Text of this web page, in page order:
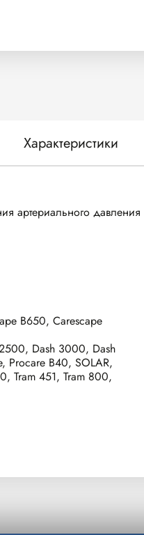
Характеристики
артериального
B650, Carescape
Dash 3000, Dash
B40, SOLAR,
Tram 451, Tram 800,